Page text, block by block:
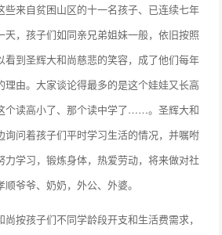
些来自贫困山区的十一名孩子、已连续七年
天，孩子们如同亲兄弟姐妹一般，依旧按照
看到圣辉大和尚慈悲的笑容，成了他们每年
理由。大家谈论得最多的是这个娃娃又长高
个读高小了、那个读中学了……。圣辉大和
询问着孩子们平时学习生活的情况，并嘱咐
力学习，锻炼身体，热爱劳动，将来做对社
爷爷、奶奶，外公、外婆。
按孩子们不同学龄段开支和生活费需求，